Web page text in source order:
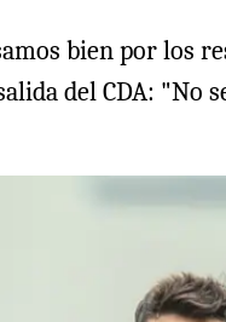
bien por los
del CDA: "No